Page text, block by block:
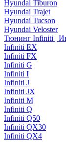
Hyundai Tiburon
Hyundai Trajet
Hyundai Tucson
Hyundai Veloster
Тюнинг Infiniti |
Infiniti EX
Infiniti FX
Infiniti G
Infiniti I
Infiniti J
Infiniti JX
Infiniti M
Infiniti Q
Infiniti Q50
Infiniti QX30
Infiniti QX4